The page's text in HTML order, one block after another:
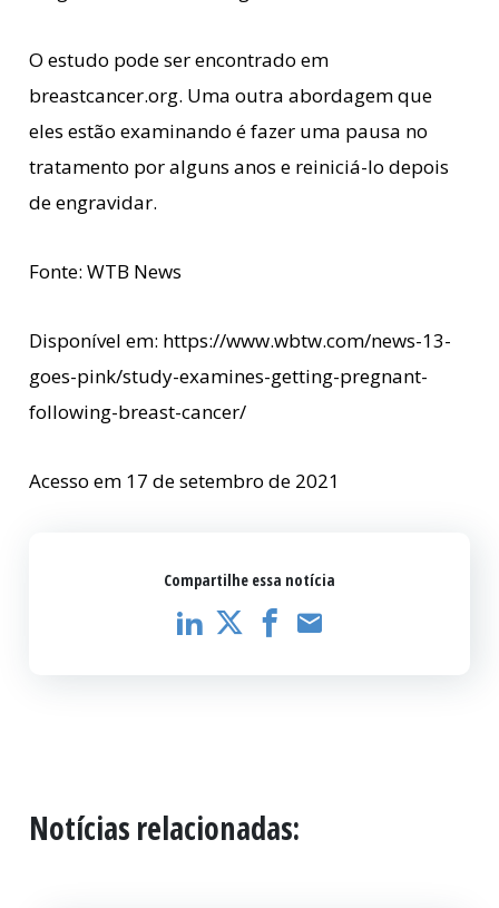
O estudo pode ser encontrado em
breastcancer.org. Uma outra abordagem que
eles estão examinando é fazer uma pausa no
tratamento por alguns anos e reiniciá-lo depois
de engravidar.
Fonte: WTB News
Disponível em: https://www.wbtw.com/news-13-
goes-pink/study-examines-getting-pregnant-
following-breast-cancer/
Acesso em 17 de setembro de 2021
Compartilhe essa notícia
Notícias relacionadas: